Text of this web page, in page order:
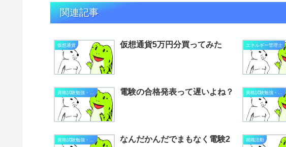
関連記事
仮想通貨 仮想通貨5万円分買ってみた エネルギー管理士
電験の合格発表って遅いよね？
資格試験勉強・進捗状況
なんだかんだでまもなく電験2
就職活動